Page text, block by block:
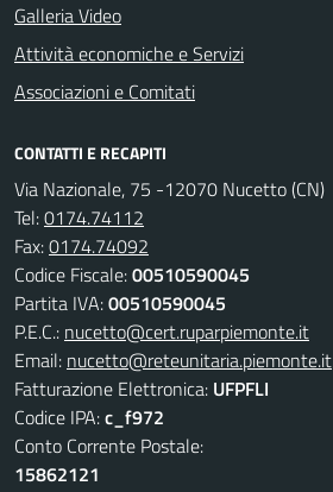
Galleria Video
Attività economiche e Servizi
Associazioni e Comitati
CONTATTI E RECAPITI
Via Nazionale, 75 -12070 Nucetto (CN)
Tel:0174.74112
Fax:0174.74092
Codice Fiscale:00510590045
Partita IVA:00510590045
P.E.C.: nucetto@cert.ruparpiemonte.it
Email: nucetto@reteunitaria.piemonte.it
Fatturazione Elettronica: UFPFLI
Codice IPA:c_f972
Conto Corrente Postale:
15862121